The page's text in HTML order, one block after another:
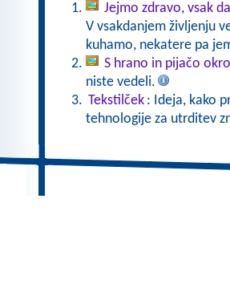
Jejmo zdravo, vsak
V vsakdanjem življenju
kuhamo, nekatere pa
S hrano in pijačo
niste vedeli.
Tekstilček : Ideja, kako
tehnologije za utrditev